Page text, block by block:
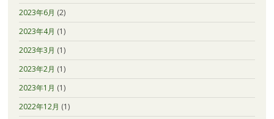
2023年6月 (2)
2023年4月 (1)
2023年3月 (1)
2023年2月 (1)
2023年1月 (1)
2022年12月 (1)